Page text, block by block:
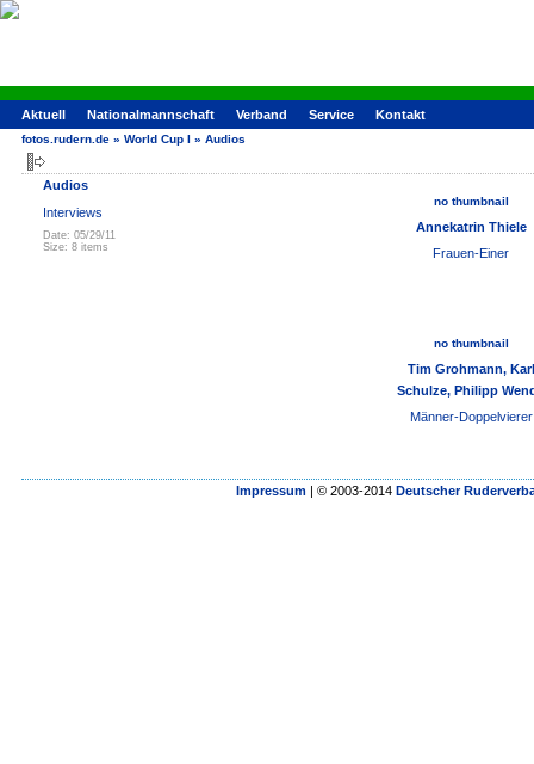
Aktuell Nationalmannschaft Verband Service Kontakt
fotos.rudern.de » World Cup I » Audios
Audios
Interviews
Date: 05/29/11
Size: 8 items
no thumbnail
Annekatrin Thiele
Frauen-Einer
no thumbnail
Tim Grohmann, Karl
Schulze, Philipp
Männer-Doppelvierer
Impressum | © 2003-2014 Deutscher